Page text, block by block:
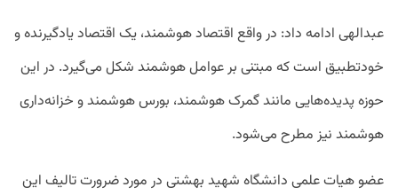
عبدالهی ادامه داد: در واقع اقتصاد هوشمند، یک اقتصاد یادگیرنده و
خودتطبیق است که مبتنی بر عوامل هوشمند شکل می‌گیرد. در این
حوزه پدید‌ه‌هایی مانند گمرک هوشمند، بورس هوشمند و خزانه‌داری
هوشمند نیز مطرح می‌شود.
عضو هیات علمی دانشگاه شهید بهشتی در مورد ضرورت تالیف این